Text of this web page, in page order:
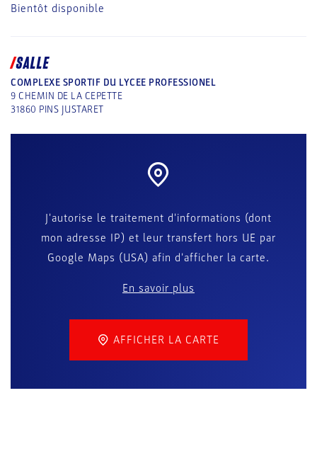
Bientôt disponible
SALLE
COMPLEXE SPORTIF DU LYCEE PROFESSIONEL
9 CHEMIN DE LA CEPETTE
31860 PINS JUSTARET
J'autorise le traitement d'informations (dont
mon adresse IP) et leur transfert hors UE par
Google Maps (USA) afin d'afficher la carte.
En savoir plus
AFFICHER LA CARTE